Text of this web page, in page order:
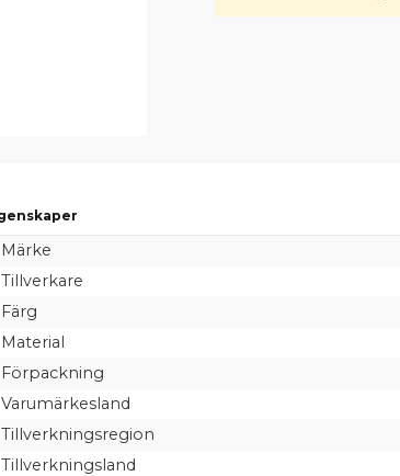
Märke
Tillverkare
Färg
Material
Förpackning
Varumärkesland
Tillverkningsregion
Tillverkningsland